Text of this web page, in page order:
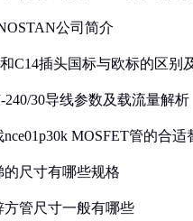
公司简介
C14插头国标与欧标的区别
240/30导线参数及载流量解析
nce01p30k MOSFET管的合适
的尺寸有哪些规格
方管尺寸一般有哪些